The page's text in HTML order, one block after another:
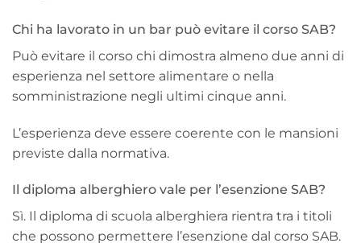
Chi ha lavorato in un bar può evitare il corso SAB?
Può evitare il corso chi dimostra almeno due anni di
esperienza nel settore alimentare o nella
somministrazione negli ultimi cinque anni.
L’esperienza deve essere coerente con le mansioni
previste dalla normativa.
Il diploma alberghiero vale per l’esenzione SAB?
Sì. Il diploma di scuola alberghiera rientra tra i titoli
che possono permettere l’esenzione dal corso SAB.